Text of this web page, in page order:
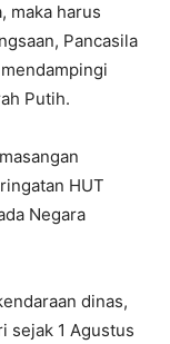
maka harus
Pancasila
Putih.
HUT
Negara
dinas,
sejak 1 Agustus